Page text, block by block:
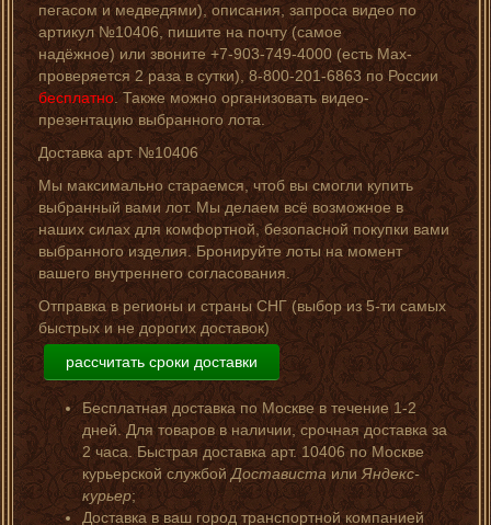
пегасом и медведями), описания, запроса видео по
артикул №10406, пишите на почту (самое
надёжное) или звоните +7-903-749-4000 (есть Мах-
проверяется 2 раза в сутки), 8-800-201-6863 по России
бесплатно. Также можно организовать видео-
презентацию выбранного лота.
Доставка арт. №10406
Мы максимально стараемся, чтоб вы смогли купить
выбранный вами лот. Мы делаем всё возможное в
наших силах для комфортной, безопасной покупки вами
выбранного изделия. Бронируйте лоты на момент
вашего внутреннего согласования.
Отправка в регионы и страны СНГ (выбор из 5-ти самых
быстрых и не дорогих доставок)
рассчитать сроки доставки
Бесплатная доставка по Москве в течение 1-2
дней. Для товаров в наличии, срочная доставка за
2 часа. Быстрая доставка арт. 10406 по Москве
курьерской службойДостависта илиЯндекс-
курьер;
Доставка в ваш город транспортной компанией